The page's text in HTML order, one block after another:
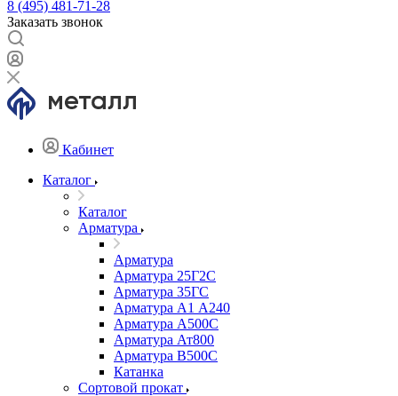
8 (495) 481-71-28
Заказать звонок
Кабинет
Каталог
Каталог
Арматура
Арматура
Арматура 25Г2С
Арматура 35ГС
Арматура А1 А240
Арматура А500С
Арматура Ат800
Арматура В500С
Катанка
Сортовой прокат